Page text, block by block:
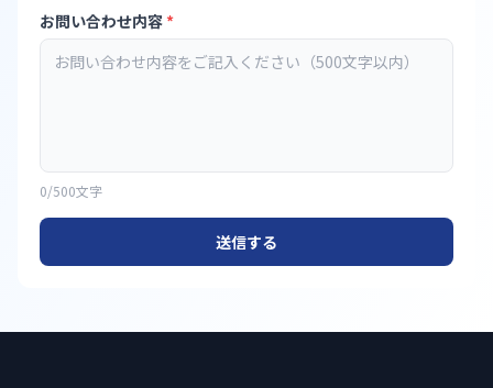
お問い合わせ内容 *
0/500文字
送信する